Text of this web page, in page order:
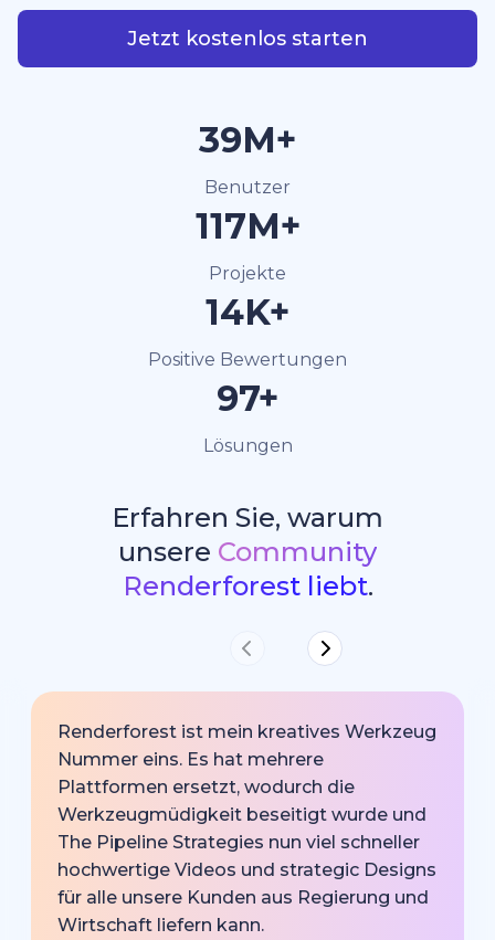
Jetzt kostenlos starten
40M+
Benutzer
120M+
Projekte
15K+
Positive Bewertungen
100+
Lösungen
Erfahren Sie, warum
unsere Community
Renderforest liebt.
Renderforest ist mein kreatives Werkzeug
Nummer eins. Es hat mehrere
Plattformen ersetzt, wodurch die
Werkzeugmüdigkeit beseitigt wurde und
The Pipeline Strategies nun viel schneller
hochwertige Videos und strategic Designs
für alle unsere Kunden aus Regierung und
Wirtschaft liefern kann.